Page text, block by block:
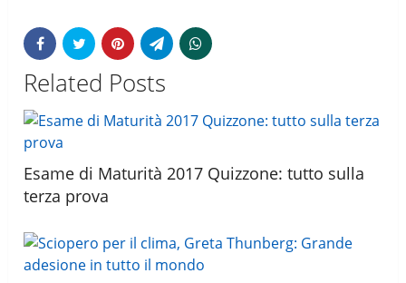
Related Posts
Esame di Maturità 2017 Quizzone: tutto sulla
terza prova